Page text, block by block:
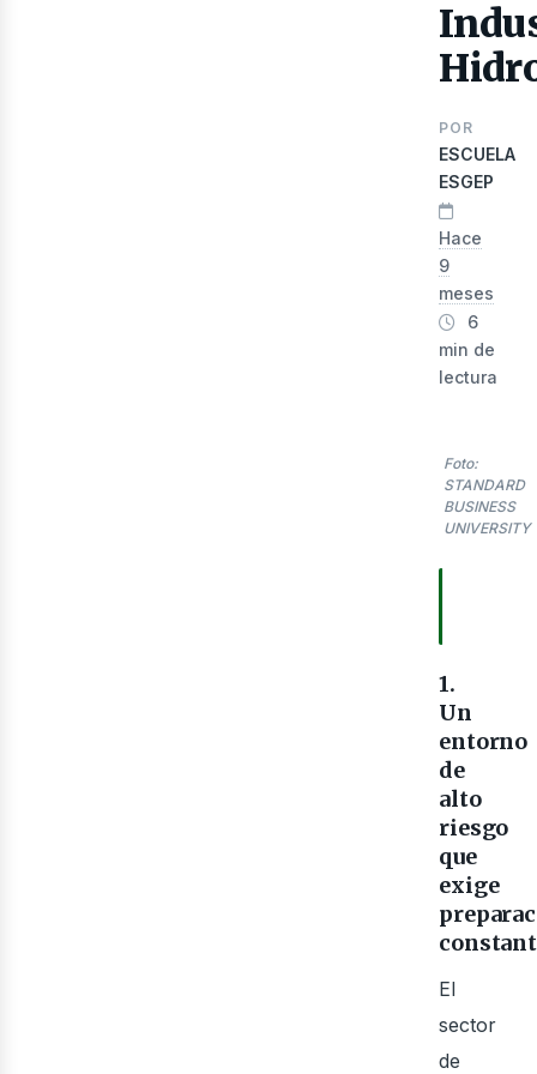
POR
ESCUELA
ESGEP
Hace
9
meses
6
min de
lectura
Foto:
STANDARD
BUSINESS
UNIVERSITY
1.
Un
entorno
de
alto
riesgo
que
exige
El
sector
de